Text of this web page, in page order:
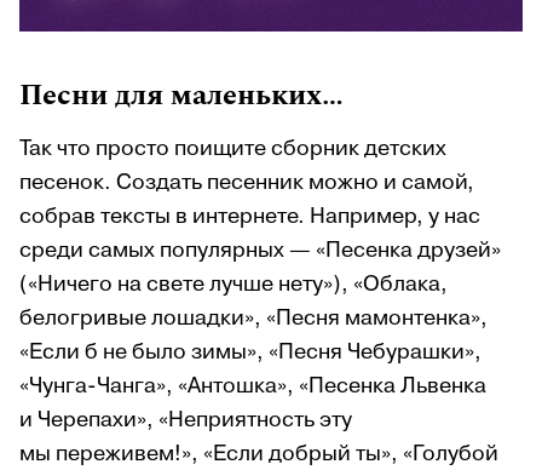
Песни для маленьких…
Так что просто поищите сборник детских
песенок. Создать песенник можно и самой,
собрав тексты в интернете. Например, у нас
среди самых популярных — «Песенка друзей»
(«Ничего на свете лучше нету»), «Облака,
белогривые лошадки», «Песня мамонтенка»,
«Если б не было зимы», «Песня Чебурашки»,
«Чунга-Чанга», «Антошка», «Песенка Львенка
и Черепахи», «Неприятность эту
мы переживем!», «Если добрый ты», «Голубой